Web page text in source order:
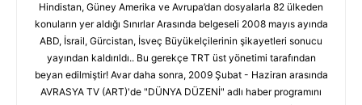
Hindistan, Güney Amerika ve Avrupa’dan dosyalarla 82 ülkeden
konuların yer aldığı Sınırlar Arasında belgeseli 2008 mayıs ayında
ABD, İsrail, Gürcistan, İsveç Büyükelçilerinin şikayetleri sonucu
yayından kaldırıldı.. Bu gerekçe TRT üst yönetimi tarafından
beyan edilmiştir! Avar daha sonra, 2009 Şubat - Haziran arasında
AVRASYA TV (ART)'de "DÜNYA DÜZENİ" adlı haber programını